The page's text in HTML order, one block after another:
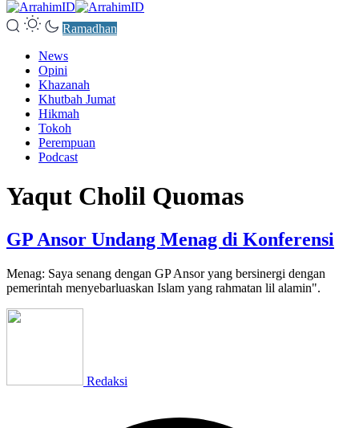
Ramadhan
News
Opini
Khazanah
Khutbah Jumat
Hikmah
Tokoh
Perempuan
Podcast
Yaqut Cholil Quomas
GP Ansor Undang Menag di Konferensi
Menag: Saya senang dengan GP Ansor yang bersinergi dengan
pemerintah menyebarluaskan Islam yang rahmatan lil alamin".
Redaksi